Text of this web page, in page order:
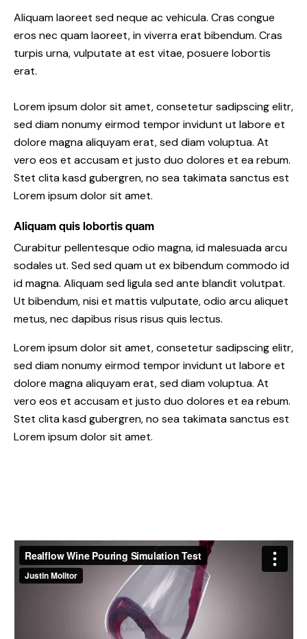
Aliquam laoreet sed neque ac vehicula. Cras congue
eros nec quam laoreet, in viverra erat bibendum. Cras
turpis urna, vulputate at est vitae, posuere lobortis
erat.
Lorem ipsum dolor sit amet, consetetur sadipscing elitr,
sed diam nonumy eirmod tempor invidunt ut labore et
dolore magna aliquyam erat, sed diam voluptua. At
vero eos et accusam et justo duo dolores et ea rebum.
Stet clita kasd gubergren, no sea takimata sanctus est
Lorem ipsum dolor sit amet.
Aliquam quis lobortis quam
Curabitur pellentesque odio magna, id malesuada arcu
sodales ut. Sed sed quam ut ex bibendum commodo id
id magna. Aliquam sed ligula sed ante blandit volutpat.
Ut bibendum, nisi et mattis vulputate, odio arcu aliquet
metus, nec dapibus risus risus quis lectus.
Lorem ipsum dolor sit amet, consetetur sadipscing elitr,
sed diam nonumy eirmod tempor invidunt ut labore et
dolore magna aliquyam erat, sed diam voluptua. At
vero eos et accusam et justo duo dolores et ea rebum.
Stet clita kasd gubergren, no sea takimata sanctus est
Lorem ipsum dolor sit amet.